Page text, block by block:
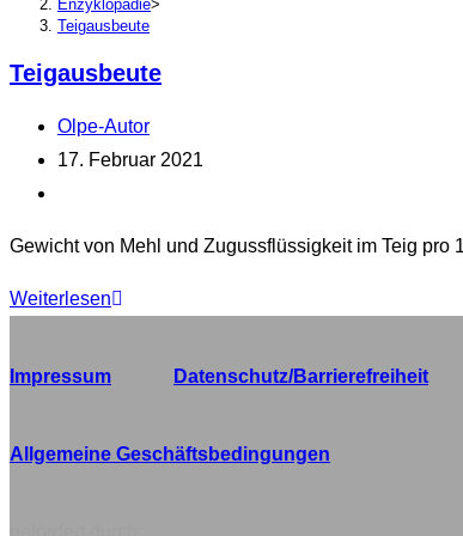
Enzyklopädie>
Teigausbeute
Teigausbeute
Beitrags-
Autor:
Olpe-Autor
Beitrag
17. Februar 2021
Gewicht von Mehl und Zugussflüssigkeit im Teig pro
WeiterlesenTeigausbeute
Impressum Datenschutz/Barrierefreiheit
Allgemeine Geschäftsbedingungen